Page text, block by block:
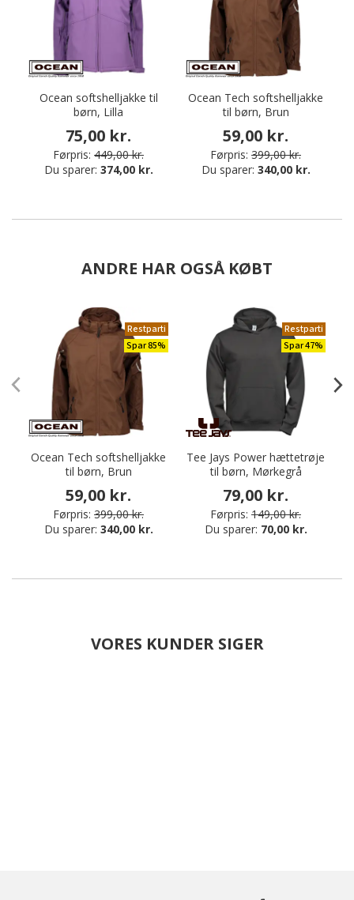
Ocean softshelljakke til
børn, Lilla
75,00 kr.
Førpris: 449,00 kr.
Du sparer: 374,00 kr.
Ocean Tech softshelljakke
til børn, Brun
59,00 kr.
Førpris: 399,00 kr.
Du sparer: 340,00 kr.
ANDRE HAR OGSÅ KØBT
Restparti
Spar 85%
Ocean Tech softshelljakke
til børn, Brun
59,00 kr.
Førpris: 399,00 kr.
Du sparer: 340,00 kr.
Restparti
Spar 47%
Tee Jays Power hættetrøje
til børn, Mørkegrå
79,00 kr.
Førpris: 149,00 kr.
Du sparer: 70,00 kr.
VORES KUNDER SIGER